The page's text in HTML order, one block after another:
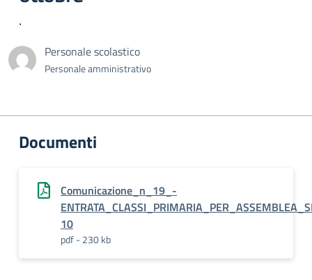
.
Personale scolastico
Personale amministrativo
Documenti
Comunicazione_n_19_-
10
pdf - 230 kb